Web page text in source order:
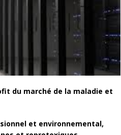
du marché de la maladie et
et environnemental,